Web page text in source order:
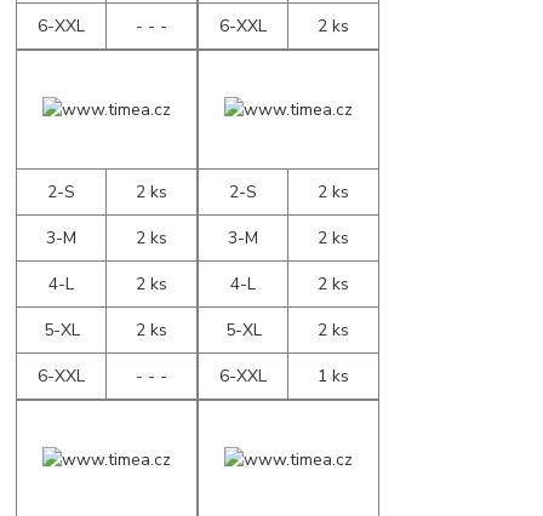
6-XXL
- - -
6-XXL
2 ks
2-S
2 ks
3-M
2 ks
4-L
2 ks
5-XL
2 ks
6-XXL
- - -
2-S
2 ks
3-M
2 ks
4-L
2 ks
5-XL
2 ks
6-XXL
1 ks